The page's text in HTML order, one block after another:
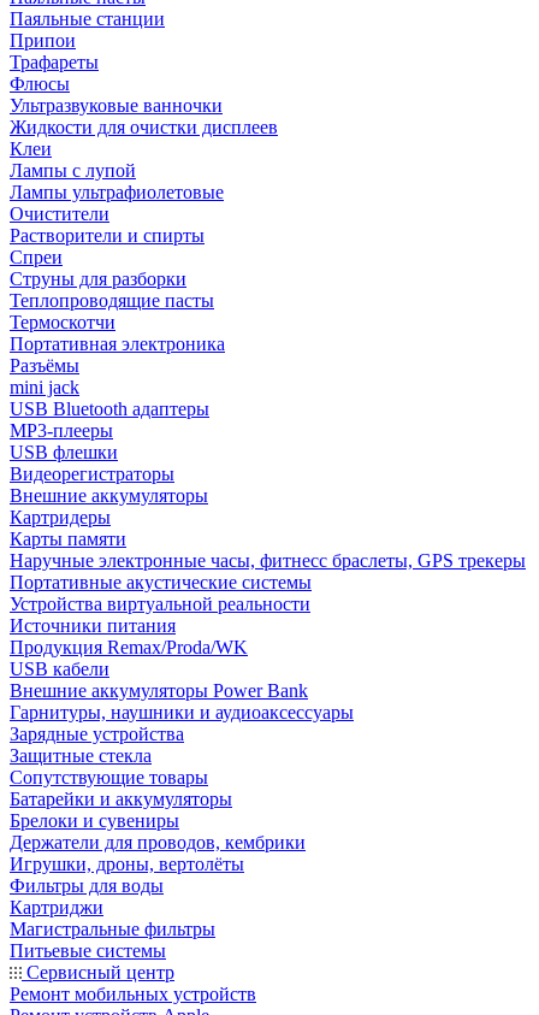
Паяльные станции
Припои
Трафареты
Флюсы
Ультразвуковые ванночки
Жидкости для очистки дисплеев
Клеи
Лампы с лупой
Лампы ультрафиолетовые
Очистители
Растворители и спирты
Спреи
Струны для разборки
Теплопроводящие пасты
Термоскотчи
Портативная электроника
Разъёмы
mini jack
USB Bluetooth адаптеры
MP3-плееры
USB флешки
Видеорегистраторы
Внешние аккумуляторы
Картридеры
Карты памяти
Наручные электронные часы, фитнесс браслеты, GPS трекеры
Портативные акустические системы
Устройства виртуальной реальности
Источники питания
Продукция Remax/Proda/WK
USB кабели
Внешние аккумуляторы Power Bank
Гарнитуры, наушники и аудиоаксессуары
Зарядные устройства
Защитные стекла
Сопутствующие товары
Батарейки и аккумуляторы
Брелоки и сувениры
Держатели для проводов, кембрики
Игрушки, дроны, вертолёты
Фильтры для воды
Картриджи
Магистральные фильтры
Питьевые системы
Сервисный центр
Ремонт мобильных устройств